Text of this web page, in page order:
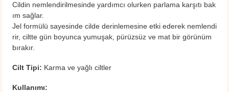
Cildin nemlendirilmesinde yardımcı olurken parlama karşıtı bak
ım sağlar.
Jel formülü sayesinde cilde derinlemesine etki ederek nemlendi
rir, ciltte gün boyunca yumuşak, pürüzsüz ve mat bir görünüm
bırakır.
Cilt Tipi: Karma ve yağlı ciltler
Kullanımı: